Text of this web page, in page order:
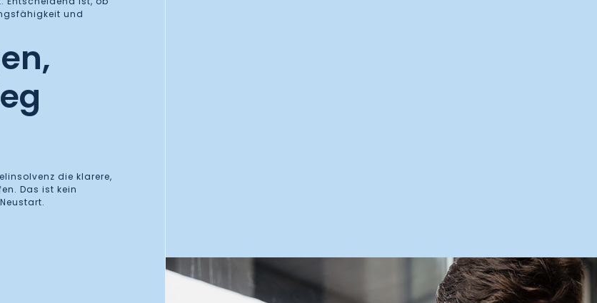
und
die klarere,
Das ist kein